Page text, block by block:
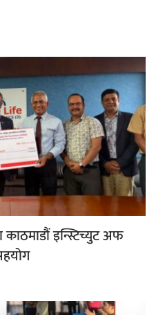
काठमाडौं इन्स्टिच्युट अफ